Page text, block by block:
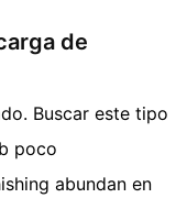
de
Buscar este tipo
poco
abundan en